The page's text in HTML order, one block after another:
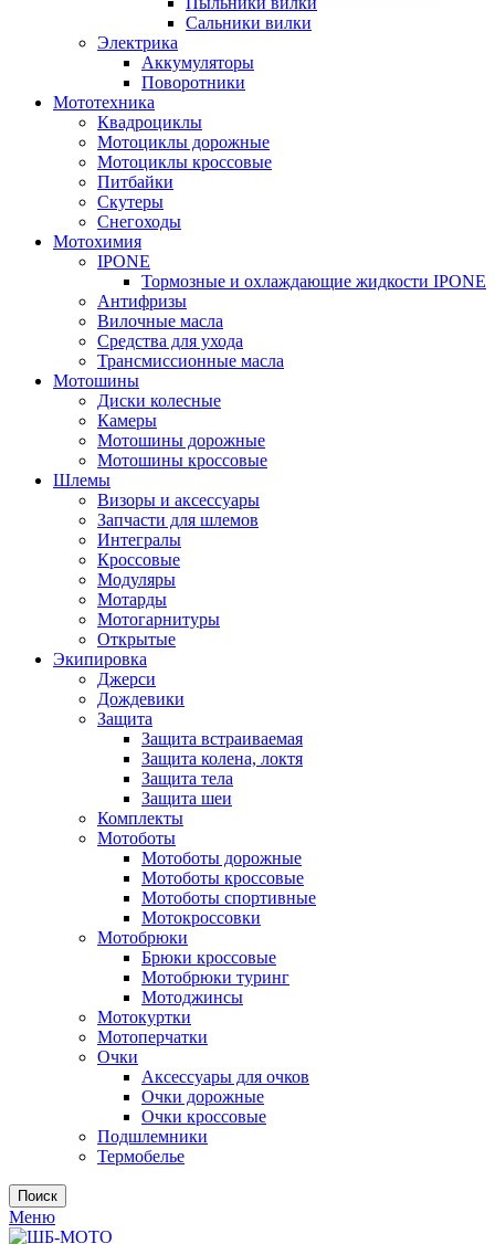
Сальники вилки
Электрика
Аккумуляторы
Поворотники
Мототехника
Квадроциклы
Мотоциклы дорожные
Мотоциклы кроссовые
Питбайки
Скутеры
Снегоходы
Мотохимия
IPONE
Тормозные и охлаждающие жидкости IPONE
Антифризы
Вилочные масла
Средства для ухода
Трансмиссионные масла
Мотошины
Диски колесные
Камеры
Мотошины дорожные
Мотошины кроссовые
Шлемы
Визоры и аксессуары
Запчасти для шлемов
Интегралы
Кроссовые
Модуляры
Мотарды
Мотогарнитуры
Открытые
Экипировка
Джерси
Дождевики
Защита
Защита встраиваемая
Защита колена, локтя
Защита тела
Защита шеи
Комплекты
Мотоботы
Мотоботы дорожные
Мотоботы кроссовые
Мотоботы спортивные
Мотокроссовки
Мотобрюки
Брюки кроссовые
Мотобрюки туринг
Мотоджинсы
Мотокуртки
Мотоперчатки
Очки
Аксессуары для очков
Очки дорожные
Очки кроссовые
Подшлемники
Термобелье
Поиск
Меню